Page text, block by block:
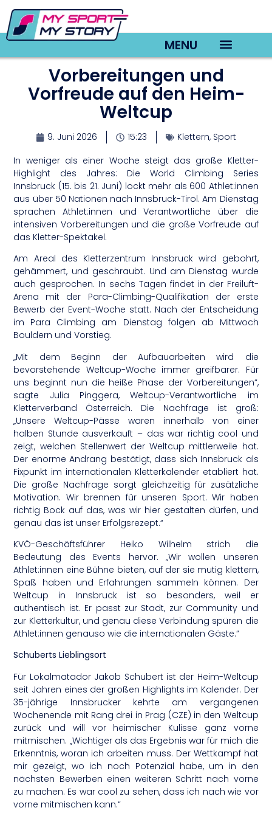
MENU
Vorbereitungen und
Vorfreude auf den Heim-
Weltcup
9. Juni 2026 15:23 Klettern, Sport
In weniger als einer Woche steigt das große Kletter-
Highlight des Jahres: Die World Climbing Series
Innsbruck (15. bis 21. Juni) lockt mehr als 600 Athlet:innen
aus über 50 Nationen nach Innsbruck-Tirol. Am Dienstag
sprachen Athlet:innen und Verantwortliche über die
intensiven Vorbereitungen und die große Vorfreude auf
das Kletter-Spektakel.
Am Areal des Kletterzentrum Innsbruck wird gebohrt,
gehämmert, und geschraubt. Und am Dienstag wurde
auch gesprochen. In sechs Tagen findet in der Freiluft-
Arena mit der Para-Climbing-Qualifikation der erste
Bewerb der Event-Woche statt. Nach der Entscheidung
im Para Climbing am Dienstag folgen ab Mittwoch
Bouldern und Vorstieg.
„Mit dem Beginn der Aufbauarbeiten wird die
bevorstehende Weltcup-Woche immer greifbarer. Für
uns beginnt nun die heiße Phase der Vorbereitungen“,
sagte Julia Pinggera, Weltcup-Verantwortliche im
Kletterverband Österreich. Die Nachfrage ist groß:
„Unsere Weltcup-Pässe waren innerhalb von einer
halben Stunde ausverkauft – das war richtig cool und
zeigt, welchen Stellenwert der Weltcup mittlerweile hat.
Der enorme Andrang bestätigt, dass sich Innsbruck als
Fixpunkt im internationalen Kletterkalender etabliert hat.
Die große Nachfrage sorgt gleichzeitig für zusätzliche
Motivation. Wir brennen für unseren Sport. Wir haben
richtig Bock auf das, was wir hier gestalten dürfen, und
genau das ist unser Erfolgsrezept.“
KVÖ-Geschäftsführer Heiko Wilhelm strich die
Bedeutung des Events hervor. „Wir wollen unseren
Athlet:innen eine Bühne bieten, auf der sie mutig klettern,
Spaß haben und Erfahrungen sammeln können. Der
Weltcup in Innsbruck ist so besonders, weil er
authentisch ist. Er passt zur Stadt, zur Community und
zur Kletterkultur, und genau diese Verbindung spüren die
Athlet:innen genauso wie die internationalen Gäste.“
Schuberts Lieblingsort
Für Lokalmatador Jakob Schubert ist der Heim-Weltcup
seit Jahren eines der großen Highlights im Kalender. Der
35-jährige Innsbrucker kehrte am vergangenen
Wochenende mit Rang drei in Prag (CZE) in den Weltcup
zurück und will vor heimischer Kulisse ganz vorne
mitmischen. „Wichtiger als das Ergebnis war für mich die
Erkenntnis, woran ich arbeiten muss. Der Wettkampf hat
mir gezeigt, wo ich noch Potenzial habe, um in den
nächsten Bewerben einen weiteren Schritt nach vorne
zu machen. Es war cool zu sehen, dass ich nach wie vor
vorne mitmischen kann.“